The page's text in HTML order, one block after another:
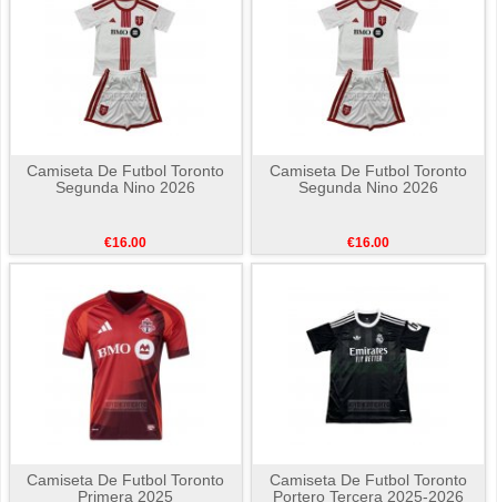
Camiseta De Futbol Toronto
Segunda Nino 2026
€16.00
Camiseta De Futbol Toronto
Segunda Nino 2026
€16.00
Camiseta De Futbol Toronto
Primera 2025
Camiseta De Futbol Toronto
Portero Tercera 2025-2026